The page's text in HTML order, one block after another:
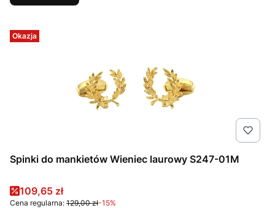
Okazja
Spinki do mankietów Wieniec laurowy S247-01M
Cena promocyjna
109,65 zł
Cena regularna: 129,00 zł-15%